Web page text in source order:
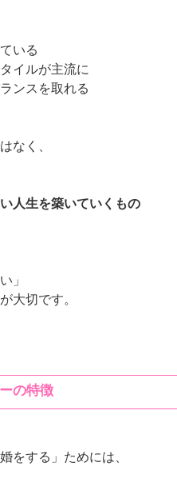
いる
イルが主流に
ンスを取れる
なく、
人生を築いていくもの
」
大切です。
の特徴
をする」ためには、